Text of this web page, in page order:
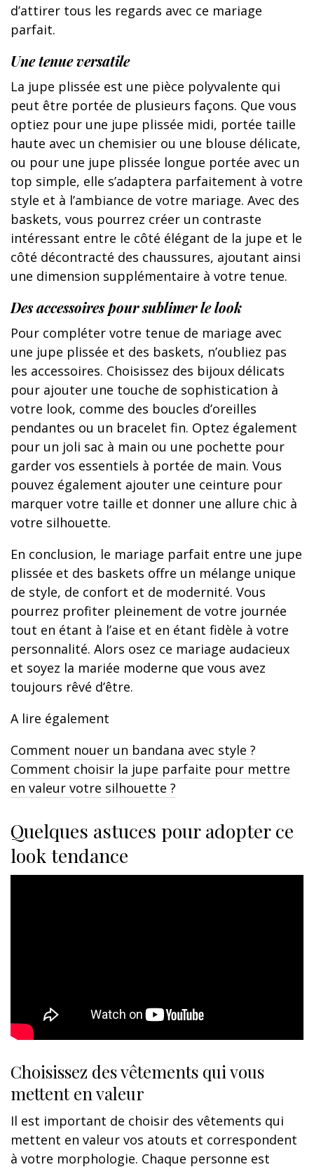
d’attirer tous les regards avec ce mariage
parfait.
Une tenue versatile
La jupe plissée est une pièce polyvalente qui
peut être portée de plusieurs façons. Que vous
optiez pour une jupe plissée midi, portée taille
haute avec un chemisier ou une blouse délicate,
ou pour une jupe plissée longue portée avec un
top simple, elle s’adaptera parfaitement à votre
style et à l’ambiance de votre mariage. Avec des
baskets, vous pourrez créer un contraste
intéressant entre le côté élégant de la jupe et le
côté décontracté des chaussures, ajoutant ainsi
une dimension supplémentaire à votre tenue.
Des accessoires pour sublimer le look
Pour compléter votre tenue de mariage avec
une jupe plissée et des baskets, n’oubliez pas
les accessoires. Choisissez des bijoux délicats
pour ajouter une touche de sophistication à
votre look, comme des boucles d’oreilles
pendantes ou un bracelet fin. Optez également
pour un joli sac à main ou une pochette pour
garder vos essentiels à portée de main. Vous
pouvez également ajouter une ceinture pour
marquer votre taille et donner une allure chic à
votre silhouette.
En conclusion, le mariage parfait entre une jupe
plissée et des baskets offre un mélange unique
de style, de confort et de modernité. Vous
pourrez profiter pleinement de votre journée
tout en étant à l’aise et en étant fidèle à votre
personnalité. Alors osez ce mariage audacieux
et soyez la mariée moderne que vous avez
toujours rêvé d’être.
A lire également
Comment nouer un bandana avec style ?
Comment choisir la jupe parfaite pour mettre
en valeur votre silhouette ?
Quelques astuces pour adopter ce
look tendance
Choisissez des vêtements qui vous
mettent en valeur
Il est important de choisir des vêtements qui
mettent en valeur vos atouts et correspondent
à votre morphologie. Chaque personne est